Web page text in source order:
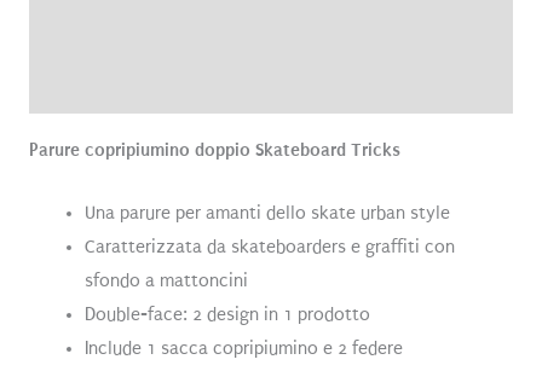
Parure copripiumino doppio Skateboard Tricks
Una parure per amanti dello skate urban style
Caratterizzata da skateboarders e graffiti con
sfondo a mattoncini
Double-face: 2 design in 1 prodotto
Include 1 sacca copripiumino e 2 federe